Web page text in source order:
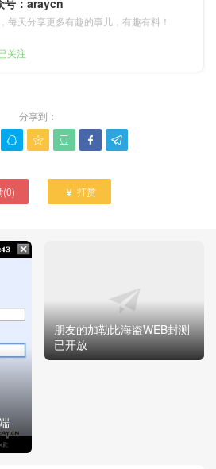
每天分享更多有趣的事儿，有趣有料！
关注
分享到：
    
(0)  打赏
朋友的加勒比海盗WEB封测
已开放